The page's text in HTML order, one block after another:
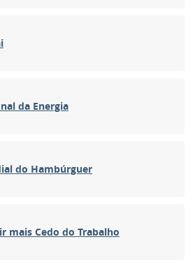
da Energia
do Hambúrguer
mais Cedo do Trabalho